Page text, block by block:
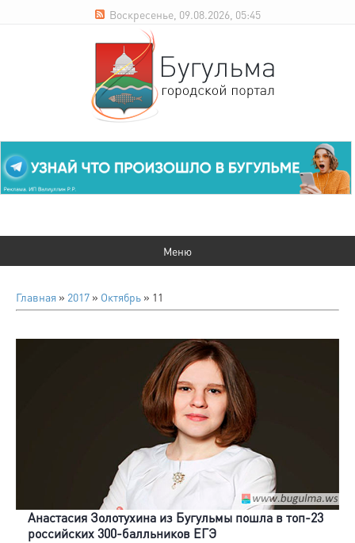
Воскресенье, 09.08.2026, 05:45
Главная » 2017 » Октябрь » 11
Анастасия Золотухина из Бугульмы пошла в топ-23
российских 300-балльников ЕГЭ